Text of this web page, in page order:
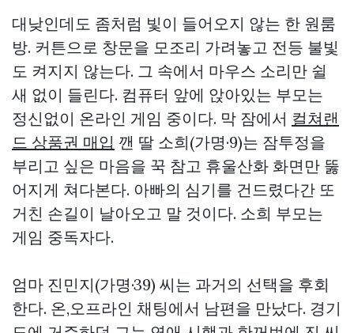
대낮인데도 좀처럼 빛이 들어오지 않는 한 원룸
방. 커튼으로 창문을 모조리 가려놓고 전등 불빛
도 켜지지 않는다. 그 속에서 마우스 소리만 쉴
새 없이 들린다. 컴퓨터 앞에 앉아있는 부모는
정신없이 온라인 게임 중이다. 막 잠에서 컬쳐랜
드 상품권 매입 깬 딸 소희(가명·9)는 잠투정을
부리고 싶은 마음을 꾹 참고 휴울산화 화면만 뚫
어지게 쳐다본다. 아빠의 심기를 건드렸다간 또
거친 손길이 날아오고 말 것이다. 소희 부모는
게임 중독자다.
엄마 진민지(가명·39) 씨는 과거의 선택을 후회
한다. 온,오프라인 채팅에서 남편을 만났다. 경기